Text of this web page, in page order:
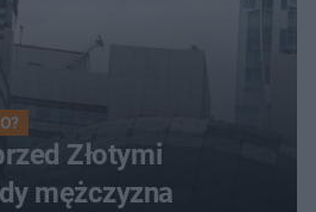
Złotymi
mężczyzna